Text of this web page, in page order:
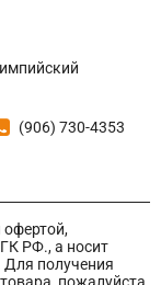
(906) 730-4353
офертой,
РФ., а носит
получения